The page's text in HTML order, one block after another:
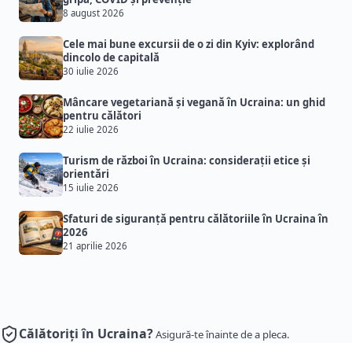
8 august 2026
Cele mai bune excursii de o zi din Kyiv: explorând
dincolo de capitală
30 iulie 2026
Mâncare vegetariană și vegană în Ucraina: un ghid
pentru călători
22 iulie 2026
Turism de război în Ucraina: considerații etice și
orientări
15 iulie 2026
Sfaturi de siguranță pentru călătoriile în Ucraina în
2026
21 aprilie 2026
Călătoriți în Ucraina?Asigură-te înainte de a pleca.